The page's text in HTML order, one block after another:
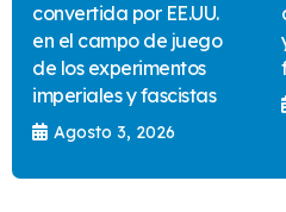
convertida por EE.UU.
en el campo de juego
de los experimentos
imperiales y fascistas
Agosto 3, 2026